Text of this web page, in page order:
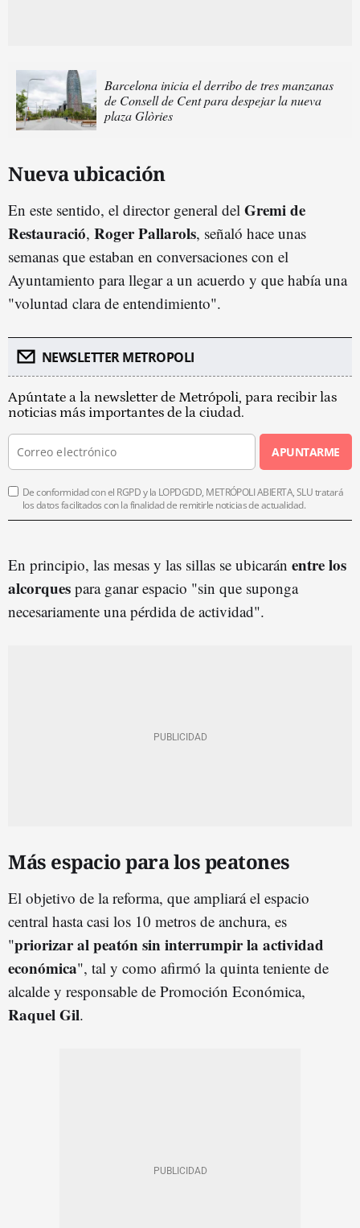
Barcelona inicia el derribo de tres manzanas
de Consell de Cent para despejar la nueva
plaza Glòries
Nueva ubicación
En este sentido, el director general del Gremi de
Restauració, Roger Pallarols, señaló hace unas
semanas que estaban en conversaciones con el
Ayuntamiento para llegar a un acuerdo y que había una
"voluntad clara de entendimiento".
NEWSLETTER METROPOLI
Apúntate a la newsletter de Metrópoli, para recibir las
noticias más importantes de la ciudad.
APUNTARME
De conformidad con el RGPD y la LOPDGDD, METRÓPOLI ABIERTA, SLU tratará
los datos facilitados con la finalidad de remitirle noticias de actualidad.
En principio, las mesas y las sillas se ubicarán entre los
alcorques para ganar espacio "sin que suponga
necesariamente una pérdida de actividad".
Más espacio para los peatones
El objetivo de la reforma, que ampliará el espacio
central hasta casi los 10 metros de anchura, es
"priorizar al peatón sin interrumpir la actividad
económica", tal y como afirmó la quinta teniente de
alcalde y responsable de Promoción Económica,
Raquel Gil.